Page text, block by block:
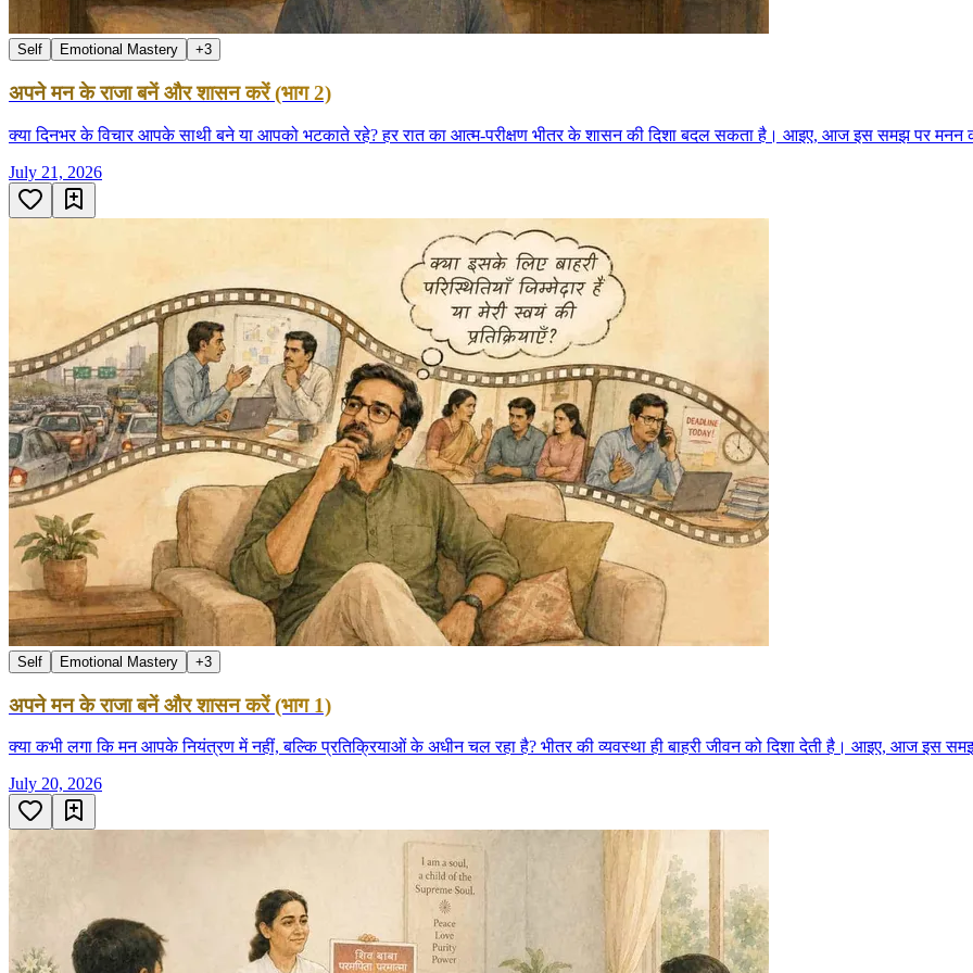
Self Emotional Mastery +3
अपने मन के राजा बनें और शासन करें (भाग 2)
क्या दिनभर के विचार आपके साथी बने या आपको भटकाते रहे? हर रात का आत्म-परीक्षण भीतर के शासन की दिशा बदल सकता है। आइए, आज इस समझ पर मनन
July 21, 2026
Self Emotional Mastery +3
अपने मन के राजा बनें और शासन करें (भाग 1)
क्या कभी लगा कि मन आपके नियंत्रण में नहीं, बल्कि प्रतिक्रियाओं के अधीन चल रहा है? भीतर की व्यवस्था ही बाहरी जीवन को दिशा देती है। आइए, आज इस
July 20, 2026